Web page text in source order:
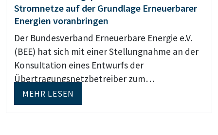
Stromnetze auf der Grundlage Erneuerbarer
Energien voranbringen
Der Bundesverband Erneuerbare Energie e.V.
(BEE) hat sich mit einer Stellungnahme an der
Konsultation eines Entwurfs der
Übertragungsnetzbetreiber zum…
MEHR LESEN